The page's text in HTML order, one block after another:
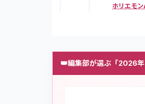
ホリエモ
👑編集部が選ぶ「2026